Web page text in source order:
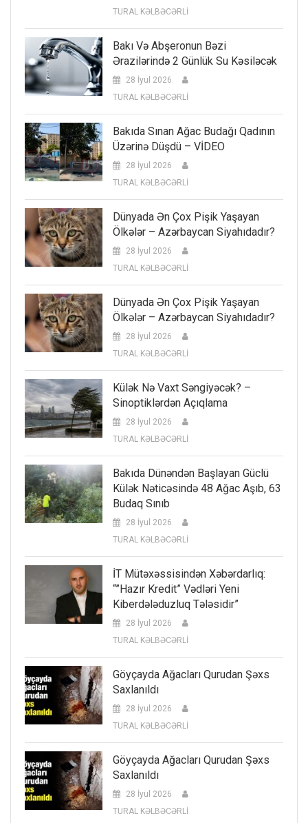
TURAL KƏLBƏCƏRLİ
Bakı Və Abşeronun Bəzi
Ərazilərində 2 Günlük Su Kəsiləcək
28 İyul 2026
TURAL KƏLBƏCƏRLİ
Bakıda Sınan Ağac Budağı Qadının
Üzərinə Düşdü – VİDEO
28 İyul 2026
TURAL KƏLBƏCƏRLİ
Dünyada Ən Çox Pişik Yaşayan
Ölkələr – Azərbaycan Siyahıdadır?
28 İyul 2026
TURAL KƏLBƏCƏRLİ
Dünyada Ən Çox Pişik Yaşayan
Ölkələr – Azərbaycan Siyahıdadır?
28 İyul 2026
TURAL KƏLBƏCƏRLİ
Külək Nə Vaxt Səngiyəcək? –
Sinoptiklərdən Açıqlama
28 İyul 2026
TURAL KƏLBƏCƏRLİ
Bakıda Dünəndən Başlayan Güclü
Külək Nəticəsində 48 Ağac Aşıb, 63
Budaq Sınıb
28 İyul 2026
TURAL KƏLBƏCƏRLİ
İT Mütəxəssisindən Xəbərdarlıq:
“”Hazır Kredit” Vədləri Yeni
Kiberdələduzluq Tələsidir”
28 İyul 2026
TURAL KƏLBƏCƏRLİ
Göyçayda Ağacları Qurudan Şəxs
Saxlanıldı
28 İyul 2026
TURAL KƏLBƏCƏRLİ
Göyçayda Ağacları Qurudan Şəxs
Saxlanıldı
28 İyul 2026
TURAL KƏLBƏCƏRLİ